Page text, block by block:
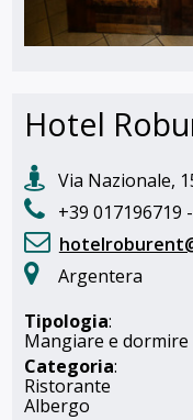
Hotel
Via Nazionale,
+39 017196719
Argentera
Tipologia:
Mangiare e dormire
Categoria:
Ristorante
Albergo